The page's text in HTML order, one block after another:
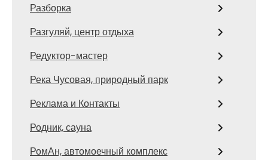
Разборка
Разгуляй, центр отдыха
Редуктор-мастер
Река Чусовая, природный парк
Реклама и Контакты
Родник, сауна
РомАн, автомоечный комплекс